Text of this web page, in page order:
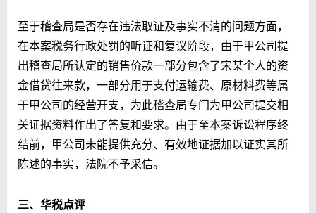
至于稽查局是否存在违法取证及事实不清的问题方面，
在本案税务行政处罚的听证和复议阶段，由于甲公司提
出稽查局所认定的销售价款一部分包含了宋某个人的资
金借贷往来款，一部分用于支付运输费、原材料费等属
于甲公司的经营开支，为此稽查局专门为甲公司提交相
关证据资料作出了答复和要求。由于至本案诉讼程序终
结前，甲公司未能提供充分、有效地证据加以证实其所
陈述的事实，法院不予采信。
三、华税点评